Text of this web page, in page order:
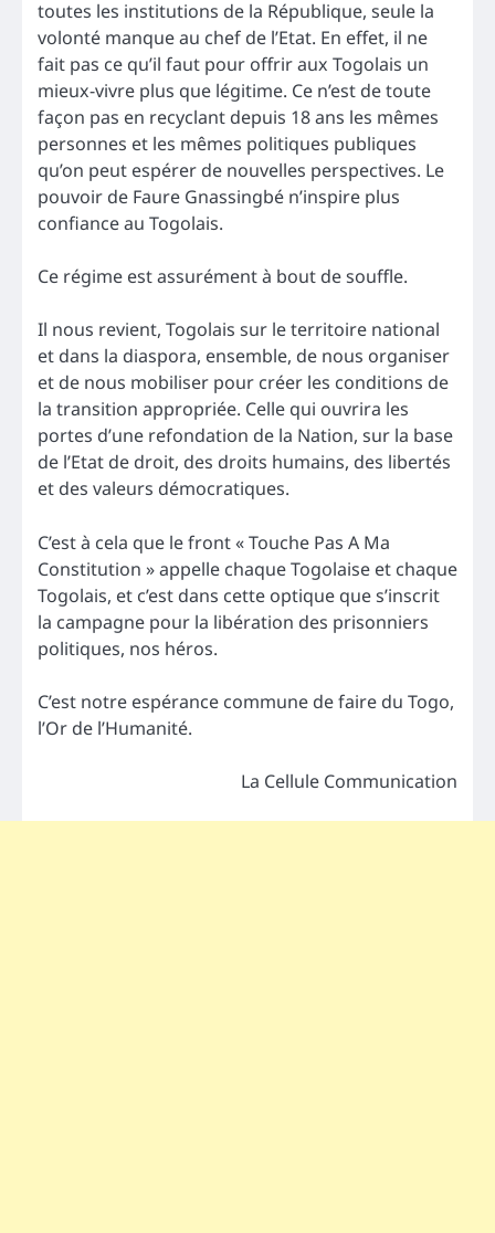
toutes les institutions de la République, seule la
volonté manque au chef de l’Etat. En effet, il ne
fait pas ce qu’il faut pour offrir aux Togolais un
mieux-vivre plus que légitime. Ce n’est de toute
façon pas en recyclant depuis 18 ans les mêmes
personnes et les mêmes politiques publiques
qu’on peut espérer de nouvelles perspectives. Le
pouvoir de Faure Gnassingbé n’inspire plus
confiance au Togolais.
Ce régime est assurément à bout de souffle.
Il nous revient, Togolais sur le territoire national
et dans la diaspora, ensemble, de nous organiser
et de nous mobiliser pour créer les conditions de
la transition appropriée. Celle qui ouvrira les
portes d’une refondation de la Nation, sur la base
de l’Etat de droit, des droits humains, des libertés
et des valeurs démocratiques.
C’est à cela que le front « Touche Pas A Ma
Constitution » appelle chaque Togolaise et chaque
Togolais, et c’est dans cette optique que s’inscrit
la campagne pour la libération des prisonniers
politiques, nos héros.
C’est notre espérance commune de faire du Togo,
l’Or de l’Humanité.
La Cellule Communication